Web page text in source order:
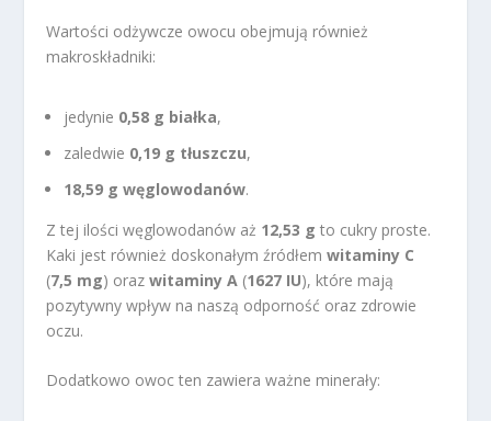
Wartości odżywcze owocu obejmują również
makroskładniki:
jedynie 0,58 g białka,
zaledwie 0,19 g tłuszczu,
18,59 g węglowodanów.
Z tej ilości węglowodanów aż 12,53 g to cukry proste.
Kaki jest również doskonałym źródłemwitaminy C
(7,5 mg) orazwitaminy A (1627 IU), które mają
pozytywny wpływ na naszą odporność oraz zdrowie
oczu.
Dodatkowo owoc ten zawiera ważne minerały: